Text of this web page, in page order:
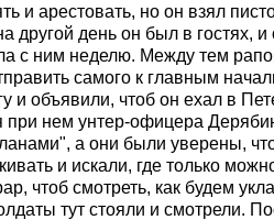
и арестовать, но он взял
другой день он был в гостях,
с ним неделю. Между тем
самого к главным
и объявили, чтоб он ехал в
при нем унтер-офицера
а они были уверены,
и искали, где только
чтоб смотреть, как будем
тут стояли и смотрели.